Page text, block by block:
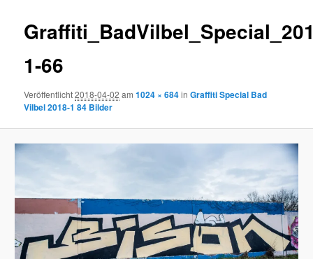
1-66
Veröffentlicht2018-04-02 am1024 × 684inGraffiti Special Bad
Vilbel 2018-1 84 Bilder